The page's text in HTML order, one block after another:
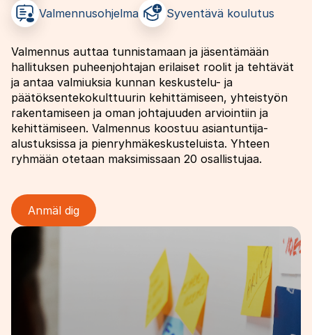
Valmennusohjelma Syventävä koulutus
Valmennus auttaa tunnistamaan ja jäsentämään
hallituksen puheenjohtajan erilaiset roolit ja tehtävät
ja antaa valmiuksia kunnan keskustelu- ja
päätöksentekokulttuurin kehittämiseen, yhteistyön
rakentamiseen ja oman johtajuuden arviointiin ja
kehittämiseen. Valmennus koostuu asiantuntija-
alustuksissa ja pienryhmäkeskusteluista. Yhteen
ryhmään otetaan maksimissaan 20 osallistujaa.
Anmäl dig
Bild